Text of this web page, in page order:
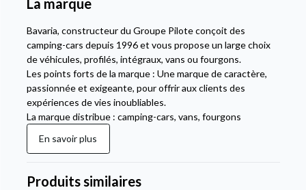
La marque
Bavaria, constructeur du Groupe Pilote conçoit des
camping-cars depuis 1996 et vous propose un large choix
de véhicules, profilés, intégraux, vans ou fourgons.
Les points forts de la marque : Une marque de caractère,
passionnée et exigeante, pour offrir aux clients des
expériences de vies inoubliables.
La marque distribue : camping-cars, vans, fourgons
En savoir plus
Produits similaires